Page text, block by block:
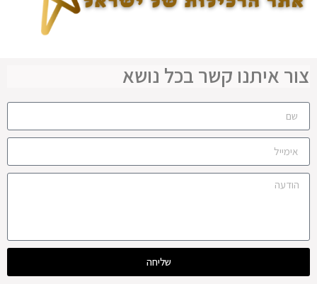
צור איתנו קשר בכל נושא
שליחה